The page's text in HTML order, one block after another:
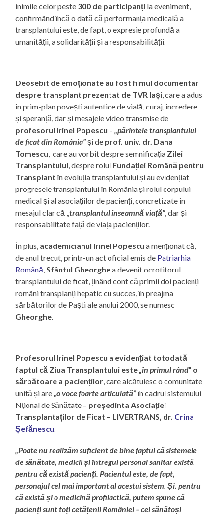
inimile celor peste 300 de participanți la eveniment,
confirmând încă o dată că performanța medicală a
transplantului este, de fapt, o expresie profundă a
umanității, a solidarității și a responsabilității.
Deosebit de emoționate au fost filmul documentar
despre transplant prezentat de TVR Iași, care a adus
în prim-plan povești autentice de viață, curaj, încredere
și speranță, dar și mesajele video transmise de
profesorul Irinel Popescu –„părintele transplantului
de ficat din România”și de prof. univ. dr. Dana
Tomescu, care au vorbit despre semnificația Zilei
Transplantului, despre rolul Fundației Română pentru
Transplantîn evoluția transplantului și au evidențiat
progresele transplantului în România și rolul corpului
medical și al asociațiilor de pacienți, concretizate în
mesajul clar că „transplantul înseamnă viață”, dar și
responsabilitate față de viața pacienților.
În plus, academicianul Irinel Popescu a menționat că,
de anul trecut, printr-un act oficial emis de Patriarhia
Română,Sfântul Gheorghea devenit ocrotitorul
transplantului de ficat, ținând cont că primii doi pacienți
români transplanți hepatic cu succes, în preajma
sărbătorilor de Paști ale anului 2000, se numesc
Gheorghe.
Profesorul Irinel Popescu a evidențiat totodată
faptul că Ziua Transplantului este „în primul rând” o
sărbătoare a pacienților, care alcătuiesc o comunitate
unită și are„o voce foarte articulată” în cadrul sistemului
Nțional de Sănătate – președinta Asociației
Transplantaților de Ficat – LIVERTRANS, dr. Crina
Șefănescu.
„Poate nu realizăm suficient de bine faptul că sistemele
de sănătate, medicii și întregul personal sanitar există
pentru că există pacienți. Pacientul este, de fapt,
personajul cel mai important al acestui sistem. Și, pentru
că există și o medicină profilactică, putem spune că
pacienți sunt toți cetățenii României – cei sănătoși